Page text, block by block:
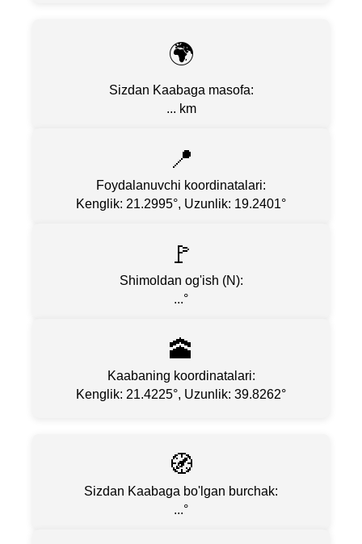
🌍
Sizdan Kaabaga masofa:
... km
📍
Foydalanuvchi koordinatalari:
Kenglik: 21.2995°, Uzunlik: 19.2401°
🚩
Shimoldan og'ish (N):
...°
🕋
Kaabaning koordinatalari:
Kenglik: 21.4225°, Uzunlik: 39.8262°
🧭
Sizdan Kaabaga bo'lgan burchak:
...°